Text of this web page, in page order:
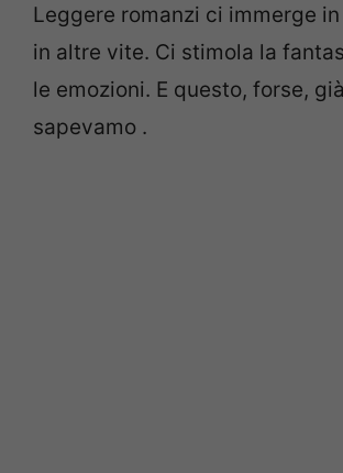
Leggere romanzi ci immerge
in altre vite. Ci stimola la
le emozioni. E questo, forse,
sapevamo .